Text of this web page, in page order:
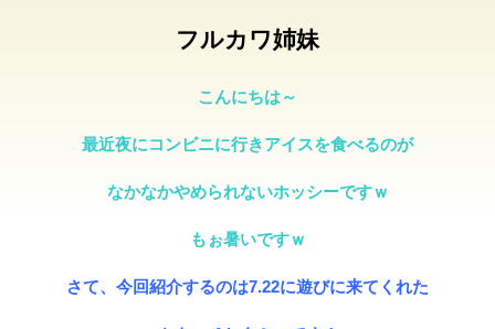
フルカワ姉妹
こんにちは～
最近夜にコンビニに行きアイスを食べるのが
なかなかやめられないホッシーですｗ
もぉ暑いですｗ
さて、今回紹介するのは7.22に遊びに来てくれた